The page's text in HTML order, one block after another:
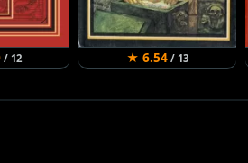
/ 12 ★ 6.54 / 13